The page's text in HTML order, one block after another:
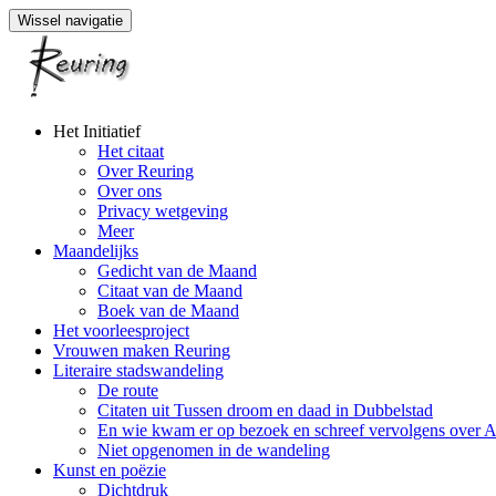
Wissel navigatie
Naar
Het Initiatief
Het citaat
Over Reuring
Over ons
Privacy wetgeving
Meer
Maandelijks
Gedicht van de Maand
Citaat van de Maand
Boek van de Maand
Het voorleesproject
Vrouwen maken Reuring
Literaire stadswandeling
De route
Citaten uit Tussen droom en daad in Dubbelstad
En wie kwam er op bezoek en schreef vervolgens over
Niet opgenomen in de wandeling
Kunst en poëzie
Dichtdruk